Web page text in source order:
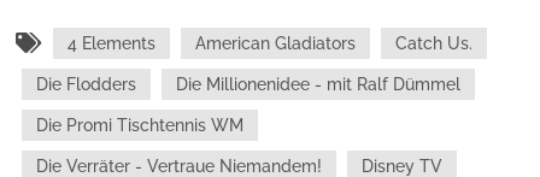
4 Elements American Gladiators Catch Us.
Die Flodders Die Millionenidee - mit Ralf Dümmel
Die Promi Tischtennis WM
Die Verräter - Vertraue Niemandem! Disney TV